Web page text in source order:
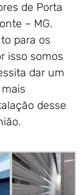
de Porta
– MG.
para os
isso somos
dar um
desse